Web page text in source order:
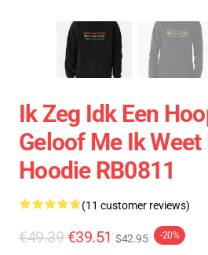
Ik Zeg Idk Een
Geloof Me Ik
Hoodie RB0811
(11 customer reviews)
€49.39 €39.51 $42.95 -20%